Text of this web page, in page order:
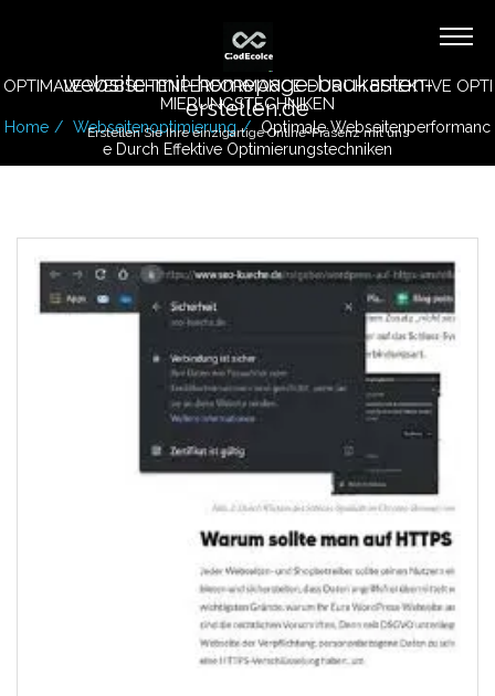
website-mit-homepage-baukasten-
erstellen.de
Erstellen Sie Ihre einzigartige Online-Präsenz mit uns
OPTIMALE WEBSEITENPERFORMANCE DURCH EFFEKTIVE OPTI
MIERUNGSTECHNIKEN
Home Webseitenoptimierung
Optimale Webseitenperformanc
E Durch Effektive Optimierungstechniken